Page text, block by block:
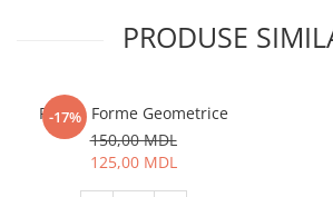
PRODUSE
-17%
Puzzle Forme Geometrice
150,00 MDL
125,00 MDL